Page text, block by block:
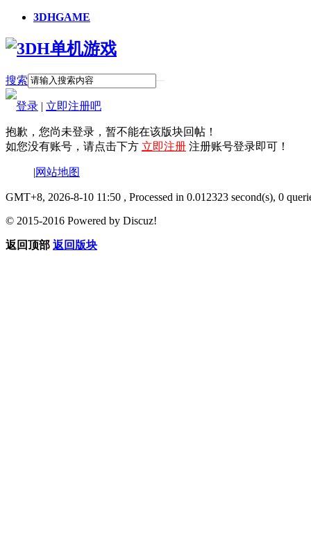
3DHGAME
搜索
登录 | 立即注册吧
抱歉，您尚未登录，暂不能在该版块回帖！
如您没有账号，请点击下方 立即注册 注册账号登录即可！
|网站地图
GMT+8, 2026-8-10 11:50 , Processed in 0.012323 second(s), 0
© 2015-2016 Powered by Discuz!
返回顶部 返回版块